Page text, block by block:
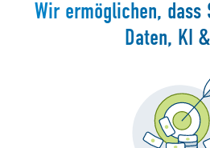
Wir ermöglichen,
Daten, KI